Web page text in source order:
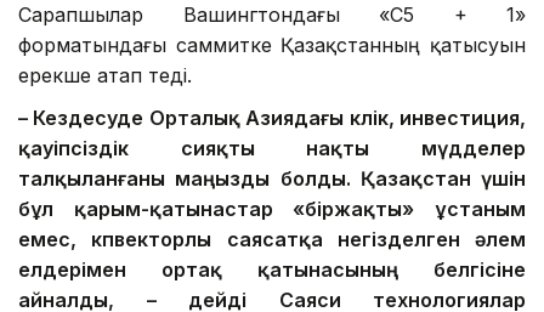
Сарапшылар Вашингтондағы «С5 + 1»
форматындағы саммитке Қазақстанның қатысуын
ерекше атап өтеді.
– Кездесуде Орталық Азиядағы көлік, инвестиция,
қауіпсіздік сияқты нақты мүдделер
талқыланғаны маңызды болды. Қазақстан үшін
бұл қарым-қатынастар «біржақты» ұстаным
емес, көпвекторлы саясатқа негізделген әлем
елдерімен ортақ қатынасының белгісіне
айналды, – дейді Саяси технологиялар